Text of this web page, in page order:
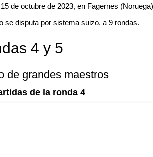
de octubre de 2023, en Fagernes (Noruega)
se disputa por sistema suizo, a 9 rondas.
4 y 5
de grandes maestros
de la ronda 4